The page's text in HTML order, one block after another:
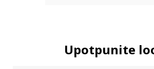
Upotpunite